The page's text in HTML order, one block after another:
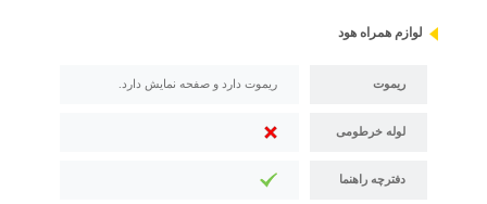
لوازم همراه هود
ریموت ریموت دارد و صفحه نمایش دارد.
لوله خرطومی
دفترچه راهنما